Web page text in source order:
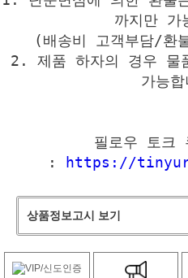
까지만 가
(배송비 고객부담/환
2. 제품 하자의 경우 물
가능
필로우 토크
: https://
상품정보고시 보기